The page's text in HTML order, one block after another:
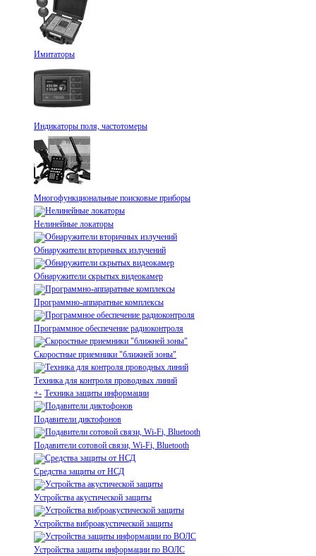
Имитаторы
Индикаторы поля, частотомеры
Многофункциональные поисковые приборы
Нелинейные локаторы
Обнаружители вторичных излучений
Обнаружители скрытых видеокамер
Программно-аппаратные комплексы
Программное обеспечение радиоконтроля
Скоростные приемники "ближней зоны"
Техника для контроля проводных линий
+- Техника защиты информации
Подавители диктофонов
Подавители сотовой связи, Wi-Fi, Bluetooth
Средства защиты от НСД
Устройства акустической защиты
Устройства виброакустической защиты
Устройства защиты информации по ВОЛС